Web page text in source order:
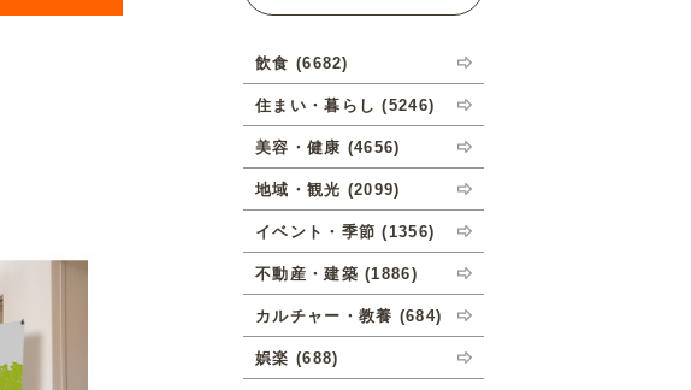
飲食 (6682)
住まい・暮らし (5246)
美容・健康 (4656)
地域・観光 (2099)
イベント・季節 (1356)
不動産・建築 (1886)
カルチャー・教養 (684)
娯楽 (688)